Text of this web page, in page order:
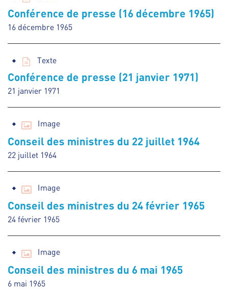
Conférence de presse (16 décembre 1965)
16 décembre 1965
Texte
Conférence de presse (21 janvier 1971)
21 janvier 1971
Image
Conseil des ministres du 22 juillet 1964
22 juillet 1964
Image
Conseil des ministres du 24 février 1965
24 février 1965
Image
Conseil des ministres du 6 mai 1965
6 mai 1965